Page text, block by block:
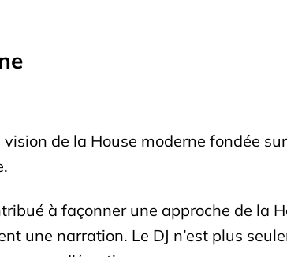
de la House moderne fondée
à façonner une approche de la
une narration. Le DJ n’est plus